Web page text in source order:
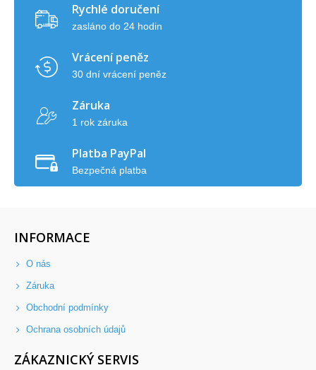
Rychlé doručení
zasláno do 24 hodin
Vrácení peněz
30 dní vrácení peněz
Záruka
1 rok záruka
Platba PayPal
Bezpečná platba
INFORMACE
O nás
Záruka
Obchodní podmínky
Ochrana osobních údajů
ZÁKAZNICKÝ SERVIS